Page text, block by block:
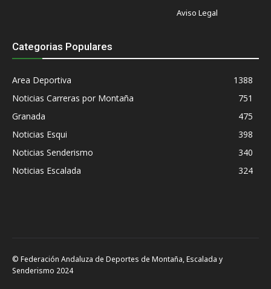
Aviso Legal
Categorias Populares
Area Deportiva
1388
Noticias Carreras por Montaña
751
Granada
475
Noticias Esqui
398
Noticias Senderismo
340
Noticias Escalada
324
© Federación Andaluza de Deportes de Montaña, Escalada y
Senderismo 2024